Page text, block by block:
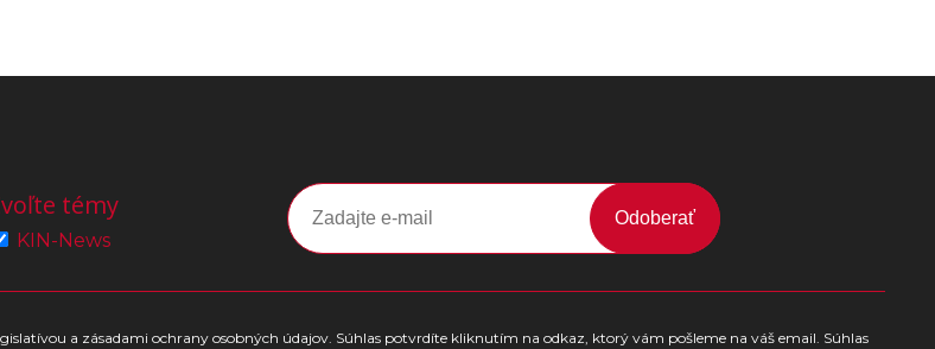
témy
KIN-News
Odoberať
a zásadami ochrany osobných údajov. Súhlas potvrdíte kliknutím na odkaz, ktorý vám pošleme na váš email. Súhlas